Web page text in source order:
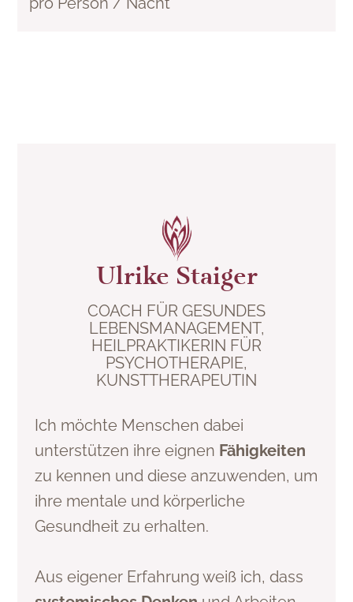
Ulrike Staiger
COACH FÜR GESUNDES
LEBENSMANAGEMENT,
HEILPRAKTIKERIN FÜR
PSYCHOTHERAPIE,
KUNSTTHERAPEUTIN
Ich möchte Menschen dabei
unterstützen ihre eignen Fähigkeiten
zu kennen und diese anzuwenden, um
ihre mentale und körperliche
Gesundheit zu erhalten.
Aus eigener Erfahrung weiß ich, dass